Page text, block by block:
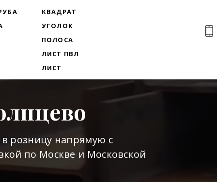
КВАДРАТ
УГОЛОК
ПОЛОСА
ЛИСТ ПВЛ
ЛИСТ
розницу напрямую с
по Москве и Московской